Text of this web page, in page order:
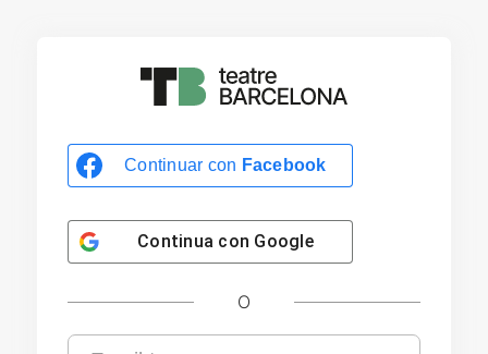
Continuar con Facebook
Continua con Google
O